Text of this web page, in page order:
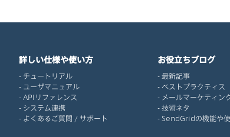
詳しい仕様や使い方
チュートリアル
ユーザマニュアル
APIリファレンス
システム連携
よくあるご質問 / サポート
お役立ちブログ
最新記事
ベストプラクティス
メールマーケティン
技術ネタ
SendGridの機能や